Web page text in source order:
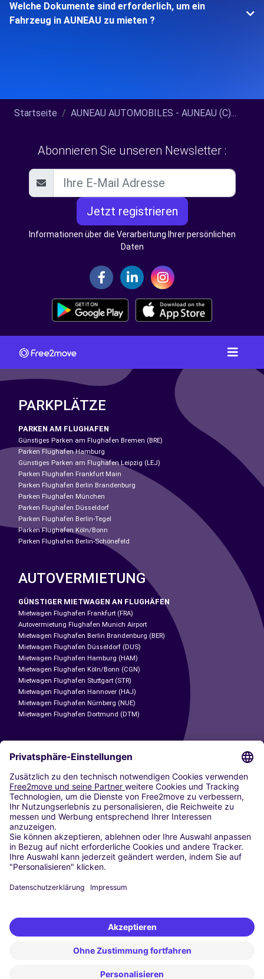
Welche Dokumente sind erforderlich, um ein
Fahrzeug in AUNEAU zu mieten ?
Startseite AUNEAU AUTOMOBILES - AUNEAU (C)...
Abonnieren Sie unseren Newsletter :
Jetzt registrieren
Informationen über die Verarbeitung Ihrer persönlichen
Daten
PARKPLÄTZE
PARKEN AM FLUGHAFEN
Günstiges Parken am Flughafen Bremen (BRE)
Parken Flughafen Hamburg
Günstiges Parken am Flughafen Leipzig (LEJ)
Parken Flughafen Frankfurt Main
Parken Flughafen Berlin Brandenburg
Parken Flughafen München
Parken Flughafen Düsseldorf
Parken Flughafen Berlin-Tegel
Parken Flughafen Köln/Bonn
Parken Flughafen Berlin-Schönefeld
AUTOVERMIETUNG
GÜNSTIGER MIETWAGEN AN FLUGHÄFEN
Mietwagen Flughafen Frankfurt (FRA)
Autovermietung Flughafen Munich Airport
Mietwagen Flughafen Berlin Brandenburg (BER)
Mietwagen Flughafen Düsseldorf (DUS)
Mietwagen Flughafen Hamburg (HAM)
Mietwagen Flughafen Köln/Bonn (CGN)
Mietwagen Flughafen Stuttgart (STR)
Mietwagen Flughafen Hannover (HAJ)
Mietwagen Flughafen Nürnberg (NUE)
Mietwagen Flughafen Dortmund (DTM)
CARSHARING
UNSERE STÄDTE
Paris
Madrid
Washington DC
Mailand
Rom
Turin
Wien
Berlin
Düsseldorf